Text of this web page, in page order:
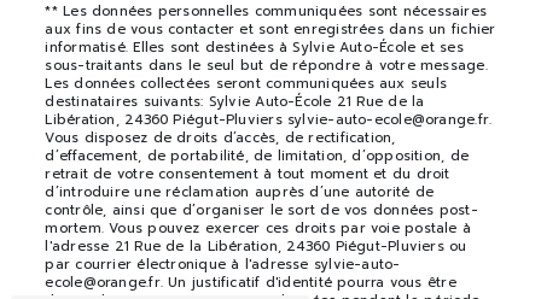
** Les données personnelles communiquées sont nécessaires
aux fins de vous contacter et sont enregistrées dans un fichier
informatisé. Elles sont destinées à Sylvie Auto-École et ses
sous-traitants dans le seul but de répondre à votre message.
Les données collectées seront communiquées aux seuls
destinataires suivants: Sylvie Auto-École 21 Rue de la
Libération, 24360 Piégut-Pluviers sylvie-auto-ecole@orange.fr.
Vous disposez de droits d’accès, de rectification,
d’effacement, de portabilité, de limitation, d’opposition, de
retrait de votre consentement à tout moment et du droit
d’introduire une réclamation auprès d’une autorité de
contrôle, ainsi que d’organiser le sort de vos données post-
mortem. Vous pouvez exercer ces droits par voie postale à
l'adresse 21 Rue de la Libération, 24360 Piégut-Pluviers ou
par courrier électronique à l'adresse sylvie-auto-
ecole@orange.fr. Un justificatif d'identité pourra vous être